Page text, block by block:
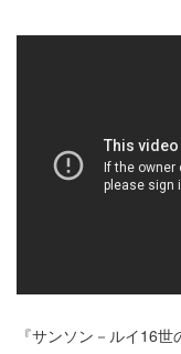
『サンソン－ルイ16